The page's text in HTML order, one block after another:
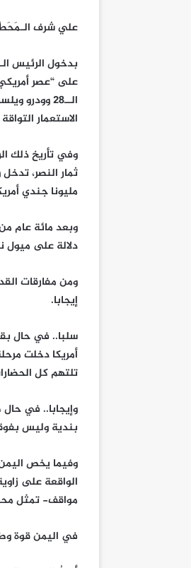
علي شرف
على “عصر
الــ28
الاستعمار
وفي تأريخ ذلك
ثمار النصر،
مليونا جندي
وبعد مائة عام
دلالة على ميول
ومن مفارقات
إيجابا.
سلبا.. في حال
أمريكا دخلت
تلتهم كل
وإيجابا.. في
بندية وليس
وفيما يخص
مواقف- تمثل
في اليمن قوة